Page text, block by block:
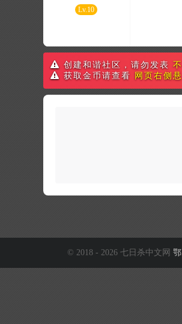
Lv.10
创建和谐社区，请勿发表
获取金币请查看
网页右侧
© 2018 - 2026 七日杀中文网